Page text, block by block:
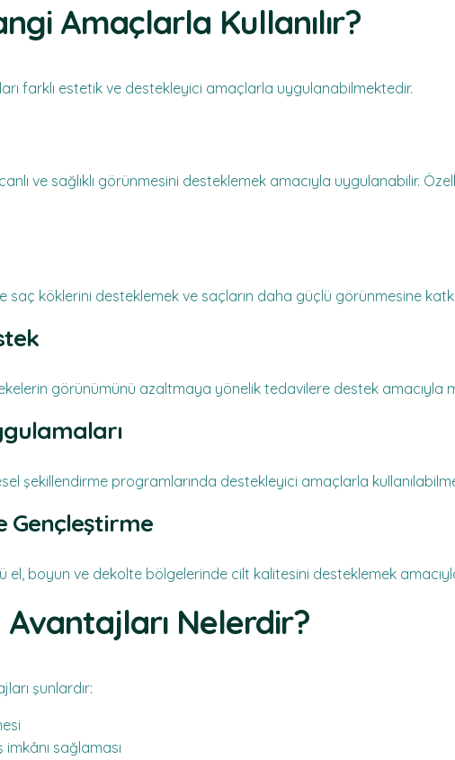
Amaçlarla Kullanılır?
farklı estetik ve destekleyici amaçlarla uygulanabilmektedir.
ve sağlıklı görünmesini desteklemek amacıyla uygulanabilir.
saç köklerini desteklemek ve saçların daha güçlü görünmesine
görünümünü azaltmaya yönelik tedavilere destek amacıyla
şekillendirme programlarında destekleyici amaçlarla
Gençleştirme
el, boyun ve dekolte bölgelerinde cilt kalitesini desteklemek
Nelerdir?
şunlardır:
imkânı sağlaması